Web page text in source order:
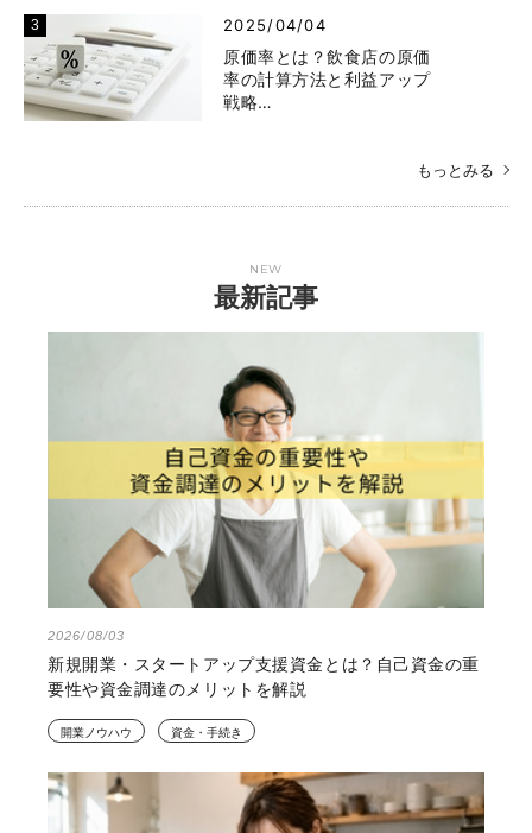
2025/04/04
原価率とは？飲食店の原価
率の計算方法と利益アップ
戦略…
もっとみる
NEW
最新記事
2026/08/03
新規開業・スタートアップ支援資金とは？自己資金の重
要性や資金調達のメリットを解説
開業ノウハウ 資金・手続き